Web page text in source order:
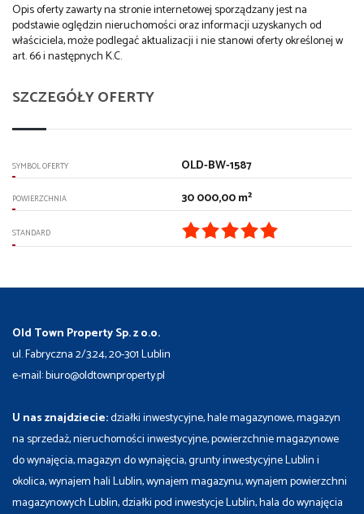
Opis oferty zawarty na stronie internetowej sporządzany jest na
podstawie oględzin nieruchomości oraz informacji uzyskanych od
właściciela, może podlegać aktualizacji i nie stanowi oferty określonej w
art. 66 i następnych K.C.
SZCZEGÓŁY OFERTY
SYMBOL OFERTY OLD-BW-1587
POWIERZCHNIA 30 000,00 m²
STANDARD
Old Town Property Sp. z o.o.
ul. Fabryczna 2/3.24, 20-301 Lublin
e-mail: biuro@oldtownproperty.pl
U nas znajdziecie:działki inwestycyjne, hale magazynowe, magazyn
na sprzedaż, nieruchomości inwestycyjne, powierzchnie magazynowe
do wynajęcia, magazyn do wynajęcia, grunty inwestycyjne Lublin i
okolica, wynajem hali Lublin, wynajem magazynu, wynajem powierzchni
magazynowych Lublin, działki pod inwestycje Lublin, hala do wynajęcia